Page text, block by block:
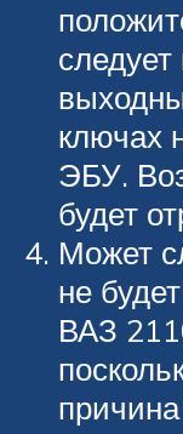
ключах
ЭБУ.
будет
Может
не
ВАЗ
причина